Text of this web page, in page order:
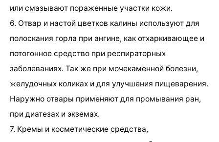
или смазывают пораженные участки кожи.
6. Отвар и настой цветков калины используют для
полоскания горла при ангине, как отхаркивающее и
потогонное средство при респираторных
заболеваниях. Так же при мочекаменной болезни,
желудочных коликах и для улучшения пищеварения.
Наружно отвары применяют для промывания ран,
при диатезах и экземах.
7. Кремы и косметические средства,